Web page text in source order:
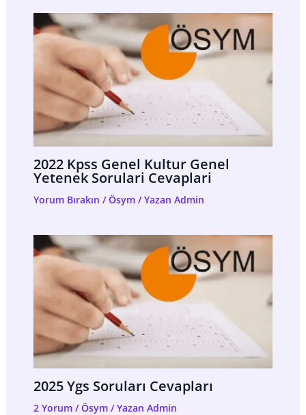
2022 Kpss Genel Kultur Genel
Yetenek Sorulari Cevaplari
Yorum Bırakın /Ösym/ Yazan Admin
2025 Ygs Soruları Cevapları
2 Yorum /Ösym/ Yazan Admin